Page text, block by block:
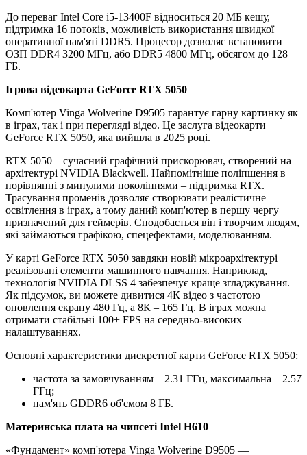
До переваг Intel Core i5-13400F відноситься 20 МБ кешу,
підтримка 16 потоків, можливість використання швидкої
оперативної пам'яті DDR5. Процесор дозволяє встановити
ОЗП DDR4 3200 МГц, або DDR5 4800 МГц, обсягом до 128
ГБ.
Ігрова відеокарта GeForce RTX 5050
Комп'ютер Vinga Wolverine D9505 гарантує гарну картинку як
в іграх, так і при перегляді відео. Це заслуга відеокарти
GeForce RTX 5050, яка вийшла в 2025 році.
RTX 5050 – сучасний графічний прискорювач, створений на
архітектурі NVIDIA Blackwell. Найпомітніше поліпшення в
порівнянні з минулими поколіннями – підтримка RTX.
Трасування променів дозволяє створювати реалістичне
освітлення в іграх, а тому даний комп'ютер в першу чергу
призначений для геймерів. Сподобається він і творчим людям,
які займаються графікою, спецефектами, моделюванням.
У карті GeForce RTX 5050 завдяки новій мікроархітектурі
реалізовані елементи машинного навчання. Наприклад,
технологія NVIDIA DLSS 4 забезпечує краще згладжування.
Як підсумок, ви можете дивитися 4К відео з частотою
оновлення екрану 480 Гц, а 8К – 165 Гц. В іграх можна
отримати стабільні 100+ FPS на середньо-високих
налаштуваннях.
Основні характеристики дискретної карти GeForce RTX 5050:
частота за замовчуванням – 2.31 ГГц, максимальна – 2.57
ГГц;
пам'ять GDDR6 об'ємом 8 ГБ.
Материнська плата на чипсеті Intel H610
«Фундамент» комп'ютера Vinga Wolverine D9505 —